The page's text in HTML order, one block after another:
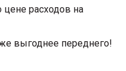
расходов на
выгоднее переднего!